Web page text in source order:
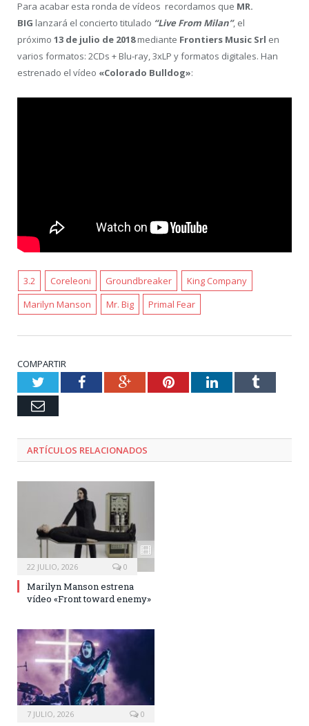
Para acabar esta ronda de vídeos recordamos que MR.
BIG lanzará el concierto titulado “Live From Milan”, el
próximo 13 de julio de 2018mediante Frontiers Music Srl en
varios formatos: 2CDs + Blu-ray, 3xLP y formatos digitales. Han
estrenado el vídeo «Colorado Bulldog»:
3.2 Coreleoni Groundbreaker
King Company
Marilyn Manson
Mr. Big Primal Fear
COMPARTIR
TwitterFacebookGoogle+PinterestLinkedInTumblr
Email
ARTÍCULOS RELACIONADOS
22 JULIO, 2026 0
Marilyn Manson estrena
vídeo «Front toward enemy»
7 JULIO, 2026 0